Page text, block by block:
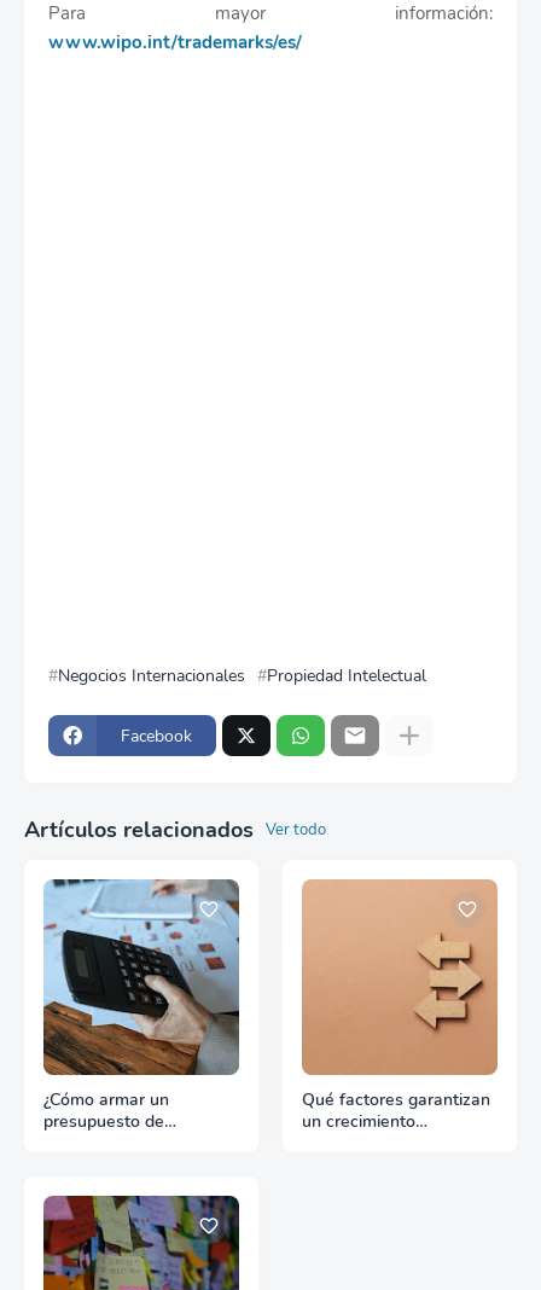
Para mayor información:
www.wipo.int/trademarks/es/
Negocios Internacionales Propiedad Intelectual
Facebook
Artículos relacionados Ver todo
¿Cómo armar un
presupuesto de
Qué factores garantizan
un crecimiento